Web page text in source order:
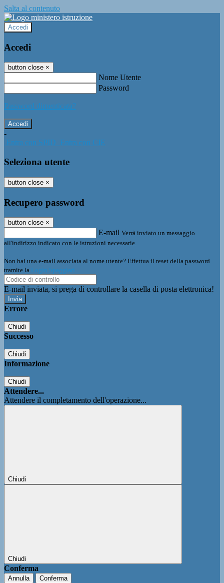
Salta al contenuto
Accedi
Accedi
button close ×
Nome Utente
Password
Password dimenticata?
-
Entra con SPID Entra con CIE
Seleziona utente
button close ×
Recupero password
button close ×
E-mail Verrà inviato un messaggio
all'indirizzo indicato con le istruzioni necessarie.
Non hai una e-mail associata al nome utente? Effettua il reset della password
tramite la Login Spaggiari
E-mail inviata, si prega di controllare la casella di posta elettronica!
Errore
Chiudi
Successo
Chiudi
Informazione
Chiudi
Attendere...
Attendere il completamento dell'operazione...
Chiudi
Chiudi
Conferma
Annulla Conferma